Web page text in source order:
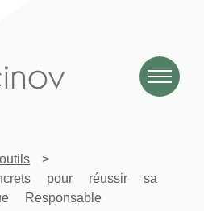
pour réussir sa
Responsable